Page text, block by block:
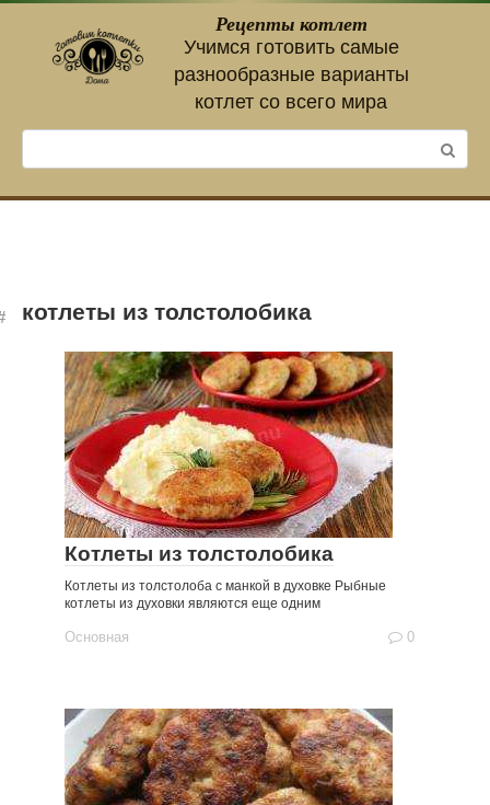
контенту
Рецепты котлет
Учимся готовить самые
разнообразные варианты
котлет со всего мира
котлеты из толстолобика
Котлеты из толстолобика
Котлеты из толстолоба с манкой в духовке Рыбные
котлеты из духовки являются еще одним
Основная 0